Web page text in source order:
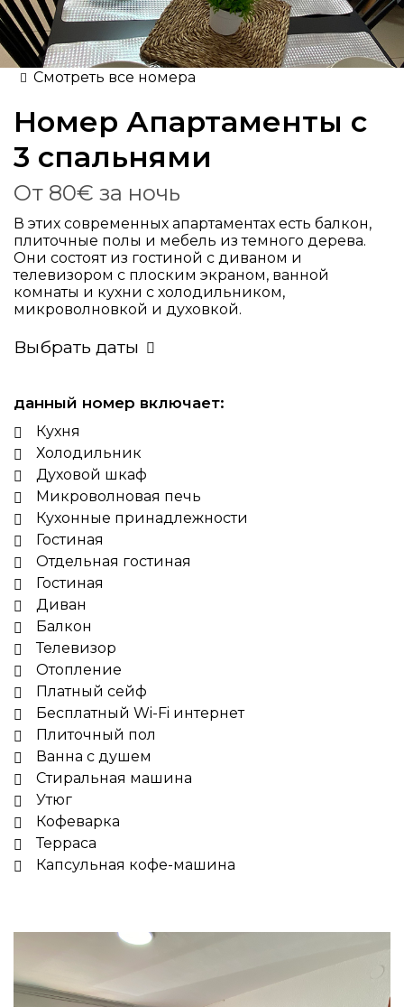
Смотреть все номера
Номер Апартаменты с
3 спальнями
От 80€ за ночь
В этих современных апартаментах есть балкон,
плиточные полы и мебель из темного дерева.
Они состоят из гостиной с диваном и
телевизором с плоским экраном, ванной
комнаты и кухни с холодильником,
микроволновкой и духовкой.
Выбрать даты
данный номер включает:
Кухня
Холодильник
Духовой шкаф
Микроволновая печь
Кухонные принадлежности
Гостиная
Отдельная гостиная
Гостиная
Диван
Балкон
Телевизор
Отопление
Платный сейф
Бесплатный Wi-Fi интернет
Плиточный пол
Ванна с душем
Стиральная машина
Утюг
Кофеварка
Терраса
Капсульная кофе-машина